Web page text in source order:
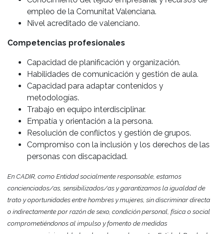
empleo de la Comunitat Valenciana.
Nivel acreditado de valenciano.
Competencias profesionales
Capacidad de planificación y organización.
Habilidades de comunicación y gestión de aula.
Capacidad para adaptar contenidos y
metodologías.
Trabajo en equipo interdisciplinar.
Empatía y orientación a la persona.
Resolución de conflictos y gestión de grupos.
Compromiso con la inclusión y los derechos de las
personas con discapacidad.
En CADIR, como Entidad socialmente responsable, estamos
concienciados/as, sensibilizados/as y garantizamos la igualdad de
trato y oportunidades entre hombres y mujeres, sin discriminar directa
o indirectamente por razón de sexo, condición personal, física o social
comprometiéndonos al impulso y fomento de medidas